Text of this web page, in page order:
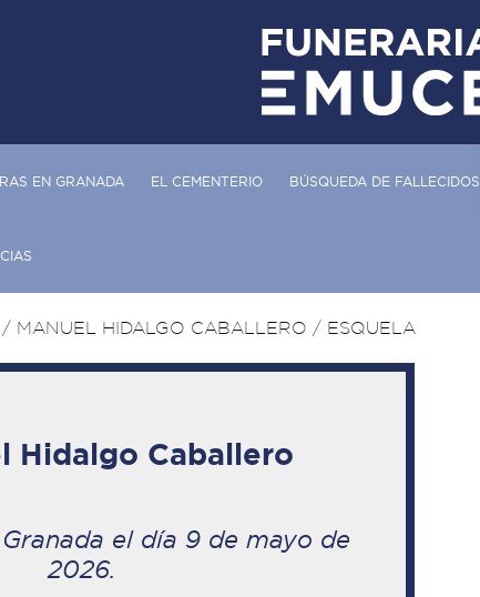
EN GRANADA EL CEMENTERIO BÚSQUEDA DE FALLECIDOS
/ MANUEL HIDALGO CABALLERO / ESQUELA
Hidalgo Caballero
el día 9 de mayo de
2026.